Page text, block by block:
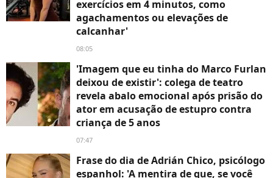
exercícios em 4 minutos, como
agachamentos ou elevações de
calcanhar'
08:05
'Imagem que eu tinha do Marco Furlan
deixou de existir': colega de teatro
revela abalo emocional após prisão do
ator em acusação de estupro contra
criança de 5 anos
07:47
Frase do dia de Adrián Chico, psicólogo
espanhol: 'A mentira de que, se você